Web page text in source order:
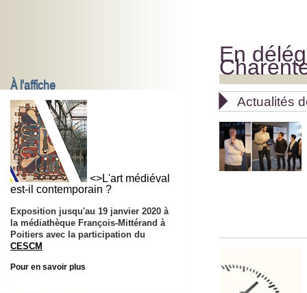
À l'affiche
<>L'art médiéval
est-il contemporain ?
Exposition jusqu'au 19 janvier 2020 à
la médiathèque François-Mittérand à
Poitiers avec la participation du
CESCM
Pour en savoir plus
En
 Actualités